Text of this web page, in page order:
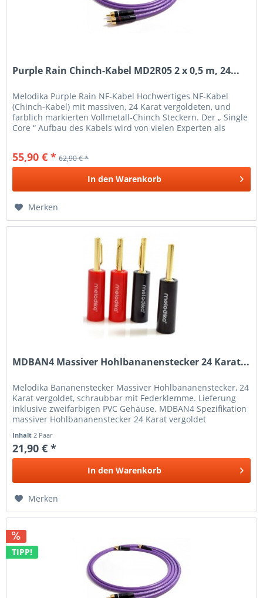
Purple Rain Chinch-Kabel MD2R05 2 x 0,5 m, 24...
Melodika Purple Rain NF-Kabel Hochwertiges NF-Kabel
(Chinch-Kabel) mit massiven, 24 Karat vergoldeten, und
farblich markierten Vollmetall-Chinch Steckern. Der „ Single
Core “ Aufbau des Kabels wird von vielen Experten als
55,90 € * 62,90 € *
In den Warenkorb
Merken
MDBAN4 Massiver Hohlbananenstecker 24 Karat...
Melodika Bananenstecker Massiver Hohlbananenstecker, 24
Karat vergoldet, schraubbar mit Federklemme. Lieferung
inklusive zweifarbigen PVC Gehäuse. MDBAN4 Spezifikation
massiver Hohlbananenstecker 24 Karat vergoldet
Inhalt 2 Paar
21,90 € *
In den Warenkorb
Merken
TIPP!